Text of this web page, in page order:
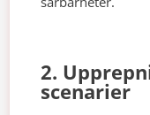
2.
scenarier